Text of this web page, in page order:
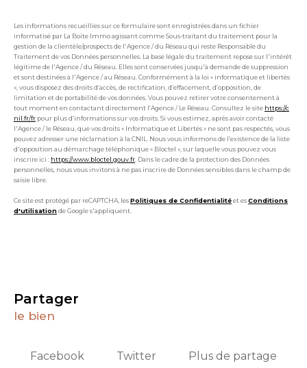
Les informations recueillies sur ce formulaire sont enregistrées dans un fichier
informatisé par La Boite Immo agissant comme Sous-traitant du traitement pour la
gestion de la clientèle/prospects de l'Agence / du Réseau qui reste Responsable du
Traitement de vos Données personnelles. La base légale du traitement repose sur l'intérêt
légitime de l'Agence / du Réseau. Elles sont conservées jusqu'à demande de suppression
et sont destinées à l'Agence / au Réseau. Conformément à la loi « informatique et libertés
», vous disposez des droits d’accès, de rectification, d’effacement, d’opposition, de
limitation et de portabilité de vos données. Vous pouvez retirer votre consentement à
tout moment en contactant directement l’Agence / Le Réseau. Consultez le site https://c
nil.fr/fr pour plus d’informations sur vos droits. Si vous estimez, après avoir contacté
l'Agence / le Réseau, que vos droits « Informatique et Libertés » ne sont pas respectés, vous
pouvez adresser une réclamation à la CNIL. Nous vous informons de l’existence de la liste
d'opposition au démarchage téléphonique « Bloctel », sur laquelle vous pouvez vous
inscrire ici : https://www.bloctel.gouv.fr . Dans le cadre de la protection des Données
personnelles, nous vous invitons à ne pas inscrire de Données sensibles dans le champ de
saisie libre.
Ce site est protégé par reCAPTCHA, lesPolitiques de Confidentialitéet esConditions
d'utilisationde Google s'appliquent.
partager
le bien
Facebook Twitter Plus de partage